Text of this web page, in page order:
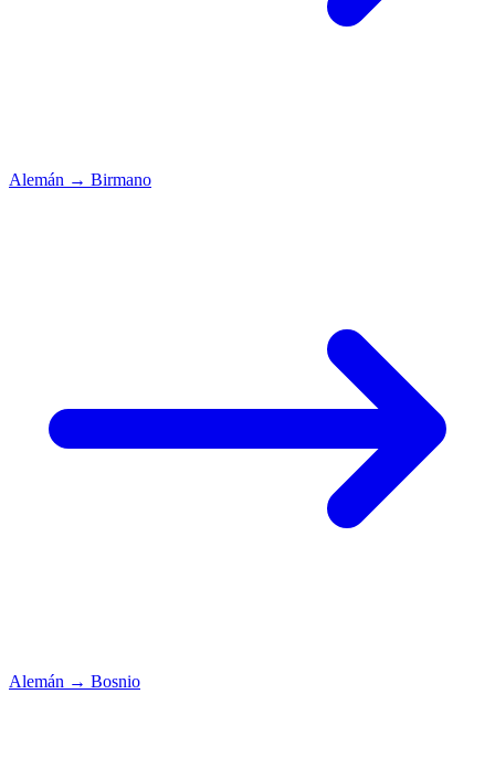
Alemán → Birmano
Alemán → Bosnio